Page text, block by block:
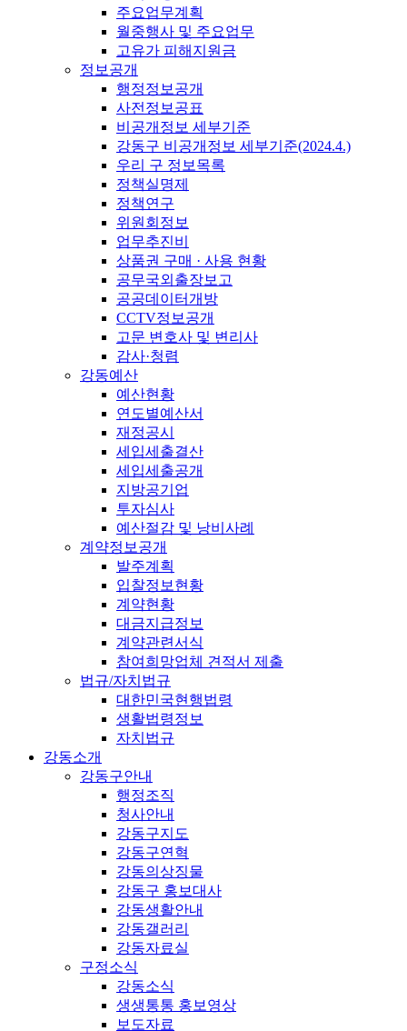
주요업무계획
월중행사 및 주요업무
고유가 피해지원금
정보공개
행정정보공개
사전정보공표
비공개정보 세부기준
강동구 비공개정보 세부기준(2024.4.)
우리 구 정보목록
정책실명제
정책연구
위원회정보
업무추진비
상품권 구매 · 사용 현황
공무국외출장보고
공공데이터개방
CCTV정보공개
고문 변호사 및 변리사
감사·청렴
강동예산
예산현황
연도별예산서
재정공시
세입세출결산
세입세출공개
지방공기업
투자심사
예산절감 및 낭비사례
계약정보공개
발주계획
입찰정보현황
계약현황
대금지급정보
계약관련서식
참여희망업체 견적서 제출
법규/자치법규
대한민국현행법령
생활법령정보
자치법규
강동소개
강동구안내
행정조직
청사안내
강동구지도
강동구연혁
강동의상징물
강동구 홍보대사
강동생활안내
강동갤러리
강동자료실
구정소식
강동소식
생생통통 홍보영상
보도자료